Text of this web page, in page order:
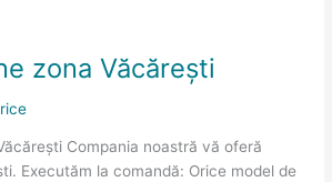
zona Văcărești
Compania noastră vă oferă
Executăm la comandă: Orice model de